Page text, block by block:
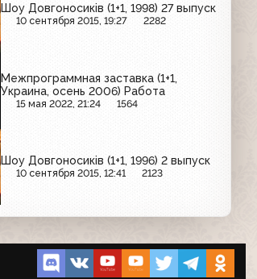
Шоу Довгоносиків (1+1, 1998) 27 выпуск
10 сентября 2015, 19:27 2282
Межпрограммная заставка (1+1,
Украина, осень 2006) Работа
15 мая 2022, 21:24 1564
Шоу Довгоносиків (1+1, 1996) 2 выпуск
10 сентября 2015, 12:41 2123